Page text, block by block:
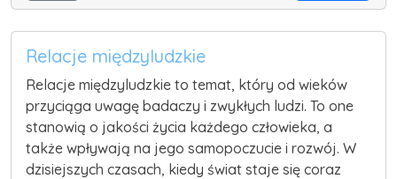
Relacje międzyludzkie
Relacje międzyludzkie to temat, który od wieków
przyciąga uwagę badaczy i zwykłych ludzi. To one
stanowią o jakości życia każdego człowieka, a
także wpływają na jego samopoczucie i rozwój. W
dzisiejszych czasach, kiedy świat staje się coraz